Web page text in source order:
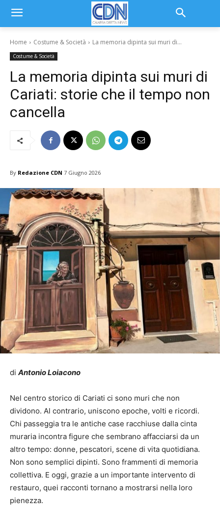
Home Costume & Società La memoria dipinta sui muri di...
Costume & Società
La memoria dipinta sui muri di
Cariati: storie che il tempo non
cancella
By Redazione CDN 7 Giugno 2026
di Antonio Loiacono
Nel centro storico di Cariati ci sono muri che non
dividono. Al contrario, uniscono epoche, volti e ricordi.
Chi passeggia tra le antiche case racchiuse dalla cinta
muraria incontra figure che sembrano affacciarsi da un
altro tempo: donne, pescatori, scene di vita quotidiana.
Non sono semplici dipinti. Sono frammenti di memoria
collettiva. E oggi, grazie a un importante intervento di
restauro, quei racconti tornano a mostrarsi nella loro
pienezza.